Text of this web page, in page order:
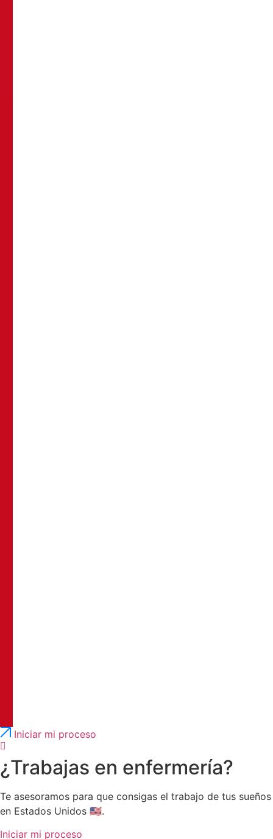
Iniciar mi proceso
¿Trabajas en enfermería?
Te asesoramos para que consigas el trabajo de tus sueños
en Estados Unidos 🇺🇸.
Iniciar mi proceso